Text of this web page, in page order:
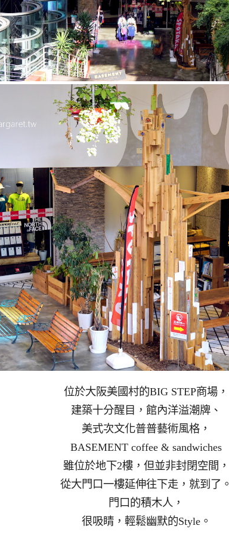
位於大阪美國村的BIG STEP商場，
建築十分醒目，館內洋溢潮牌、
美式次文化普普藝術風格，
BASEMENT coffee & sandwiches
雖位於地下2樓，但並非封閉空間，
從大門口一樓延伸往下走，就到了。
門口的積木人，
很吸睛，輕鬆幽默的Style。